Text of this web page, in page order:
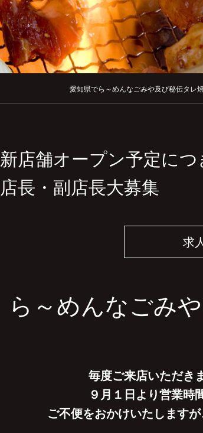
愛知県でら～めんなごみや及び秘伝タレ
新店舗オープン予定に
店長・副店長大募集
求
ら～めんなごみ
毎度ご来店いただき
９月１日より営業時
ご不便をおかけいたします